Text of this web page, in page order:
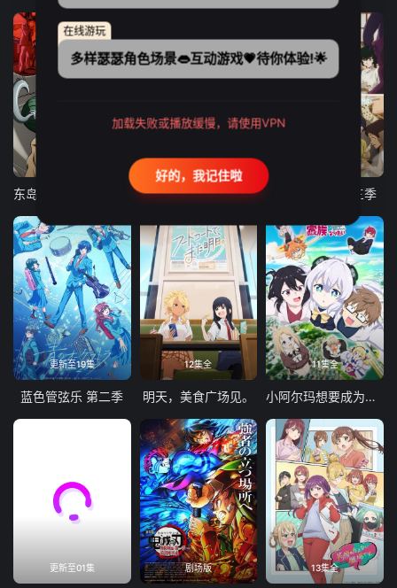
更新至21集
古诺希亚 致不灭的你 第三季
更新至19集
蓝色管弦乐 第二季
12集全
明天，美食广场见。
11集全
小阿尔玛想要成为家人
更新至01集 剧场版 13集全
在线游玩
多样瑟瑟角色场景👄互动游戏💗待你体验!🌟
加载失败或播放缓慢，请使用VPN
好的，我记住啦